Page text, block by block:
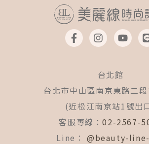
F
a
c
o
k
-
f
I
n
s
a
g
r
a
m
Y
o
u
b
e
i
台北館
台北市中山區南京東路二
(近松江南京站1號出
客服專線：02-2567-
Line： @beauty-